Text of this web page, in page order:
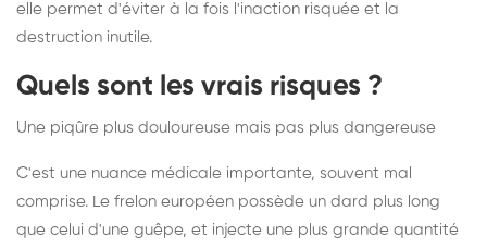
elle permet d'éviter à la fois l'inaction risquée et la
destruction inutile.
Quels sont les vrais risques ?
Une piqûre plus douloureuse mais pas plus dangereuse
C'est une nuance médicale importante, souvent mal
comprise. Le frelon européen possède un dard plus long
que celui d'une guêpe, et injecte une plus grande quantité